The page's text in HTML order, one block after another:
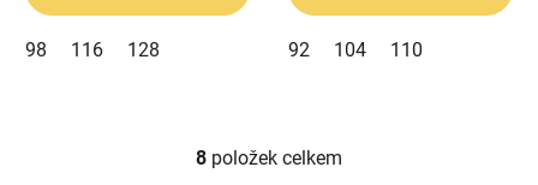
98 116 128 92 104 110
O
8 položek celkem